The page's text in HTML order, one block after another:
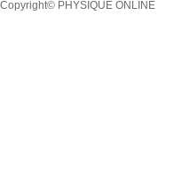
Copyright© PHYSIQUE ONLINE